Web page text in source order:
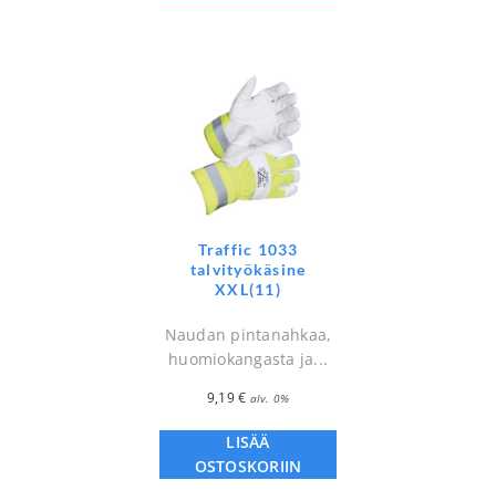
Traffic 1033
talvityökäsine
XXL(11)
Naudan pintanahkaa,
huomiokangasta ja...
9,19€ alv. 0%
LISÄÄ
OSTOSKORIIN